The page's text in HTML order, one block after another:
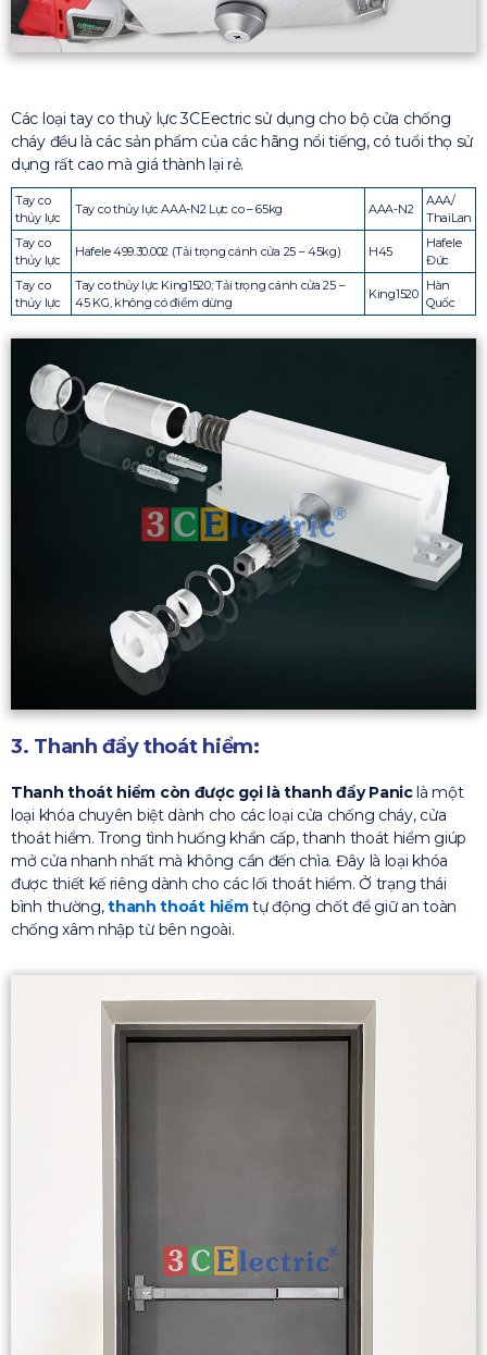
Các loại tay co thuỷ lực 3CEectric sử dụng cho bộ cửa chống
cháy đều là các sản phẩm của các hãng nổi tiếng, có tuổi thọ sử
dụng rất cao mà giá thành lại rẻ.
Tay co
thủy lực
Tay co thủy lực AAA-N2 Lực co – 65kg AAA-N2
AAA/
ThaiLan
Tay co
thủy lực
Hafele 499.30.002 (Tải trọng cánh cửa 25 – 45kg) H45
Hafele
Đức
Tay co
thủy lực
Tay co thủy lực King1520; Tải trọng cánh cửa 25 –
45 KG, không có điểm dừng
King1520
Hàn
Quốc
3. Thanh đẩy thoát hiểm:
Thanh thoát hiểm còn được gọi là thanh đẩy Paniclà một
loại khóa chuyên biệt dành cho các loại cửa chống cháy, cửa
thoát hiểm. Trong tình huống khẩn cấp, thanh thoát hiểm giúp
mở cửa nhanh nhất mà không cần đến chìa. Đây là loại khóa
được thiết kế riêng dành cho các lối thoát hiểm. Ở trạng thái
bình thường,thanh thoát hiểmtự động chốt để giữ an toàn
chống xâm nhập từ bên ngoài.